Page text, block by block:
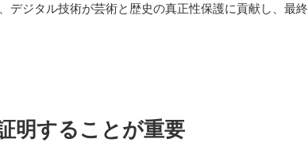
デジタル技術が芸術と歴史の真正性保護に貢献し、最終
明することが重要